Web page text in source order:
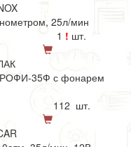
25л/мин
1 ! шт.
35Ф с фонарем
112 шт.